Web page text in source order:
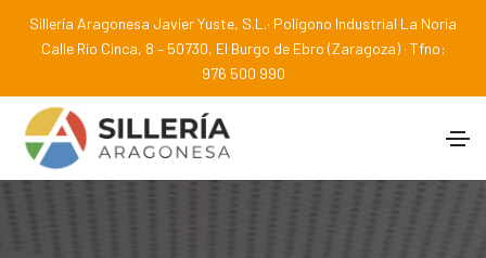
Sillería Aragonesa Javier Yuste, S.L.· Polígono Industrial La Noria
Calle Río Cinca, 8 – 50730, El Burgo de Ebro (Zaragoza) · Tfno:
976 500 990